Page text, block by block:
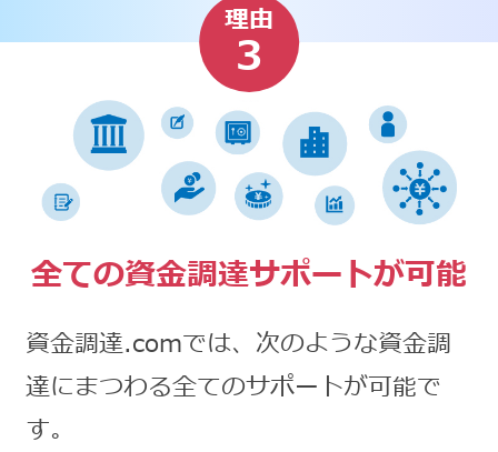
理由
3
全ての資金調達サポートが可能
資金調達.comでは、次のような資金調
達にまつわる全てのサポートが可能で
す。